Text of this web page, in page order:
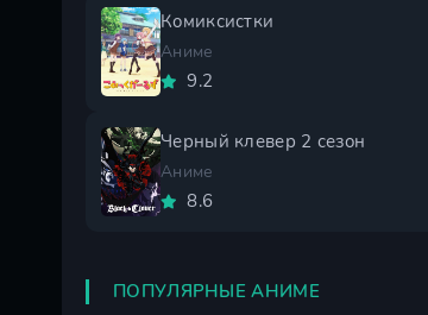
Комиксистки
Аниме
9.2
Черный клевер 2 сезон
Аниме
8.6
ПОПУЛЯРНЫЕ АНИМЕ